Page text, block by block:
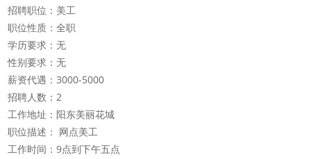
招聘职位：美工
职位性质：全职
学历要求：无
性别要求：无
薪资代遇：3000-5000
招聘人数：2
工作地址：阳东美丽花城
职位描述： 网点美工
工作时间：9点到下午五点